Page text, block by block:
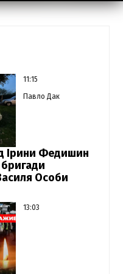
11:15
Павло Дак
Ірини Федишин
Особи
13:03